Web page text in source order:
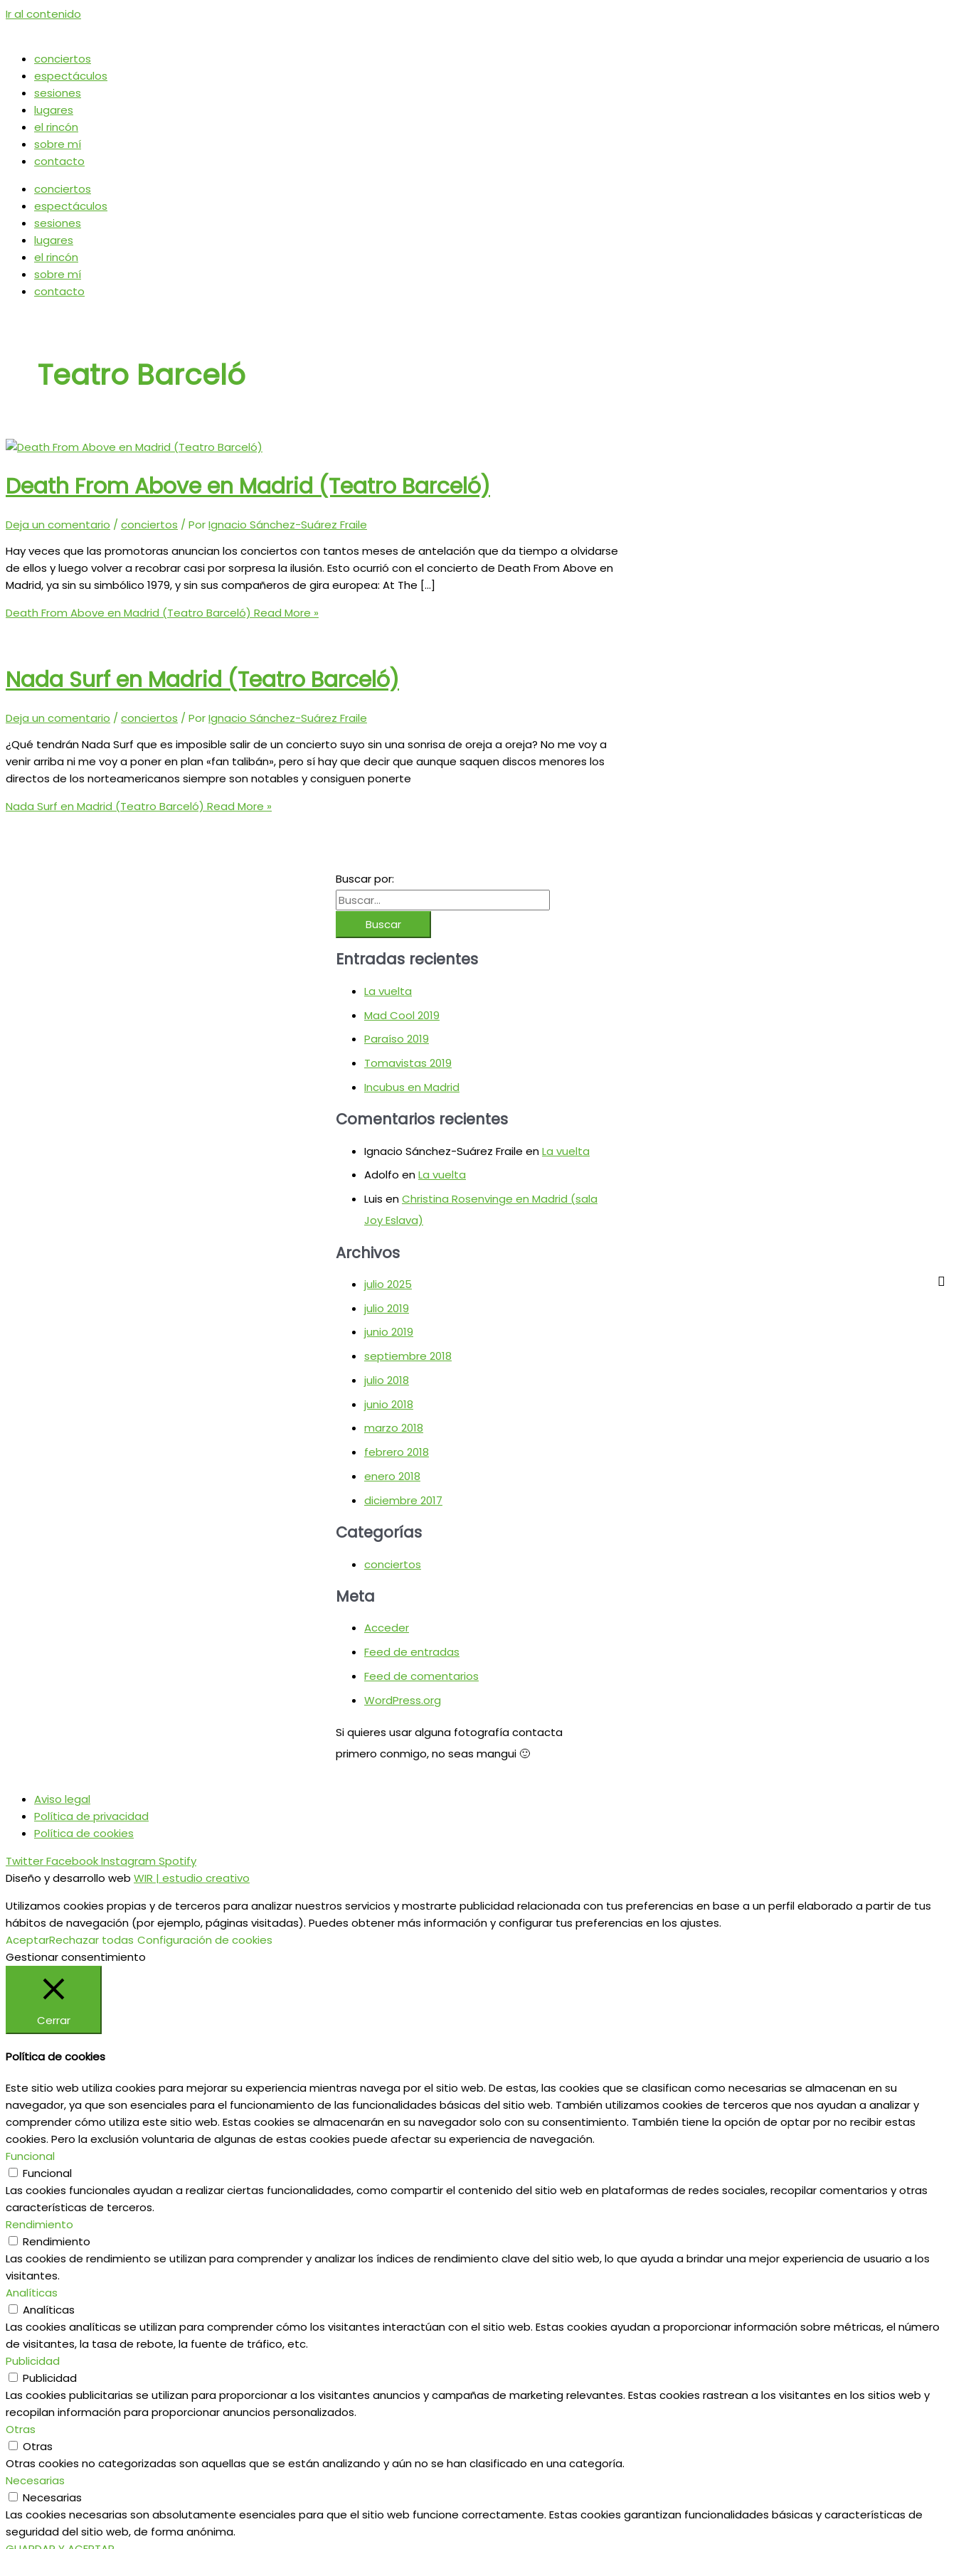
Ir al contenido
conciertos
espectáculos
sesiones
lugares
el rincón
sobre mí
contacto
conciertos
espectáculos
sesiones
lugares
el rincón
sobre mí
contacto
Teatro Barceló
Death From Above en Madrid (Teatro Barceló)
Deja un comentario / conciertos / PorIgnacio Sánchez-Suárez Fraile
Hay veces que las promotoras anuncian los conciertos con tantos meses de antelación que da tiempo a olvidarse
de ellos y luego volver a recobrar casi por sorpresa la ilusión. Esto ocurrió con el concierto de Death From Above en
Madrid, ya sin su simbólico 1979, y sin sus compañeros de gira europea: At The […]
Death From Above en Madrid (Teatro Barceló) Read More »
Nada Surf en Madrid (Teatro Barceló)
Deja un comentario / conciertos / PorIgnacio Sánchez-Suárez Fraile
¿Qué tendrán Nada Surf que es imposible salir de un concierto suyo sin una sonrisa de oreja a oreja? No me voy a
venir arriba ni me voy a poner en plan «fan talibán», pero sí hay que decir que aunque saquen discos menores los
directos de los norteamericanos siempre son notables y consiguen ponerte
Nada Surf en Madrid (Teatro Barceló) Read More »
Buscar por:
Entradas recientes
La vuelta
Mad Cool 2019
Paraíso 2019
Tomavistas 2019
Incubus en Madrid
Comentarios recientes
Ignacio Sánchez-Suárez Fraile enLa vuelta
Adolfo enLa vuelta
Luis enChristina Rosenvinge en Madrid (sala
Joy Eslava)
Archivos
julio 2025
julio 2019
junio 2019
septiembre 2018
julio 2018
junio 2018
marzo 2018
febrero 2018
enero 2018
diciembre 2017
Categorías
conciertos
Meta
Acceder
Feed de entradas
Feed de comentarios
WordPress.org
Si quieres usar alguna fotografía contacta
primero conmigo, no seas mangui 🙂
Aviso legal
Política de privacidad
Política de cookies
TwitterFacebookInstagram Spotify
Diseño y desarrollo web WIR | estudio creativo
Utilizamos cookies propias y de terceros para analizar nuestros servicios y mostrarte publicidad relacionada con tus preferencias en base a un perfil elaborado a partir de tus
hábitos de navegación (por ejemplo, páginas visitadas). Puedes obtener más información y configurar tus preferencias en los ajustes.
AceptarRechazar todas Configuración de cookies
Gestionar consentimiento
Cerrar
Política de cookies
Este sitio web utiliza cookies para mejorar su experiencia mientras navega por el sitio web. De estas, las cookies que se clasifican como necesarias se almacenan en su
navegador, ya que son esenciales para el funcionamiento de las funcionalidades básicas del sitio web. También utilizamos cookies de terceros que nos ayudan a analizar y
comprender cómo utiliza este sitio web. Estas cookies se almacenarán en su navegador solo con su consentimiento. También tiene la opción de optar por no recibir estas
cookies. Pero la exclusión voluntaria de algunas de estas cookies puede afectar su experiencia de navegación.
Funcional
Funcional
Las cookies funcionales ayudan a realizar ciertas funcionalidades, como compartir el contenido del sitio web en plataformas de redes sociales, recopilar comentarios y otras
características de terceros.
Rendimiento
Rendimiento
Las cookies de rendimiento se utilizan para comprender y analizar los índices de rendimiento clave del sitio web, lo que ayuda a brindar una mejor experiencia de usuario a los
visitantes.
Analíticas
Analíticas
Las cookies analíticas se utilizan para comprender cómo los visitantes interactúan con el sitio web. Estas cookies ayudan a proporcionar información sobre métricas, el número
de visitantes, la tasa de rebote, la fuente de tráfico, etc.
Publicidad
Publicidad
Las cookies publicitarias se utilizan para proporcionar a los visitantes anuncios y campañas de marketing relevantes. Estas cookies rastrean a los visitantes en los sitios web y
recopilan información para proporcionar anuncios personalizados.
Otras
Otras
Otras cookies no categorizadas son aquellas que se están analizando y aún no se han clasificado en una categoría.
Necesarias
Necesarias
Las cookies necesarias son absolutamente esenciales para que el sitio web funcione correctamente. Estas cookies garantizan funcionalidades básicas y características de
seguridad del sitio web, de forma anónima.